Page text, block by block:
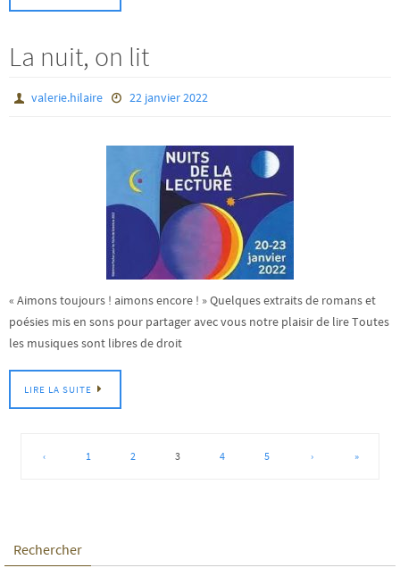
La nuit, on lit
valerie.hilaire 22 janvier 2022
« Aimons toujours ! aimons encore ! » Quelques extraits de romans et
poésies mis en sons pour partager avec vous notre plaisir de lire Toutes
les musiques sont libres de droit
LIRE LA SUITE
‹ 1 2 3 4 5 › »
Rechercher